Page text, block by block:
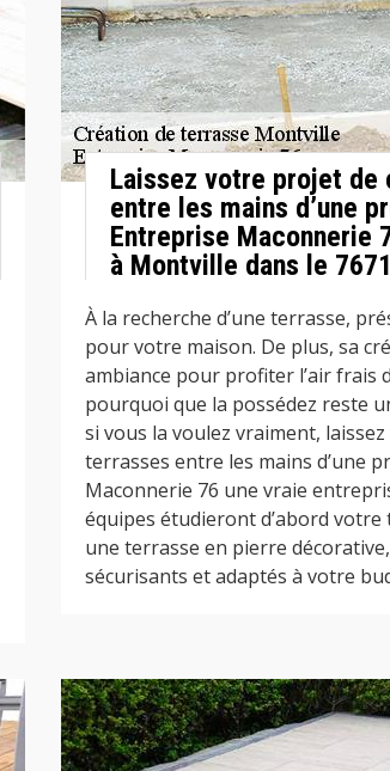
Laissez votre projet de
entre les mains d’une
Entreprise Maconnerie
à Montville dans le
À la recherche d’une terrasse,
pour votre maison. De plus, sa
ambiance pour profiter l’air frais
pourquoi que la possédez reste
si vous la voulez vraiment,
terrasses entre les mains d’une
Maconnerie 76 une vraie
équipes étudieront d’abord
une terrasse en pierre
sécurisants et adaptés à votre